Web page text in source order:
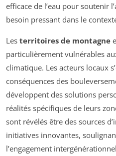
efficace de l’eau pour soutenir
besoin pressant dans le
Les territoires de montagne
particulièrement vulnérables
climatique. Les acteurs locaux
conséquences des
développent des solutions
réalités spécifiques de leurs
sont révélés être des sources
initiatives innovantes,
l’engagement